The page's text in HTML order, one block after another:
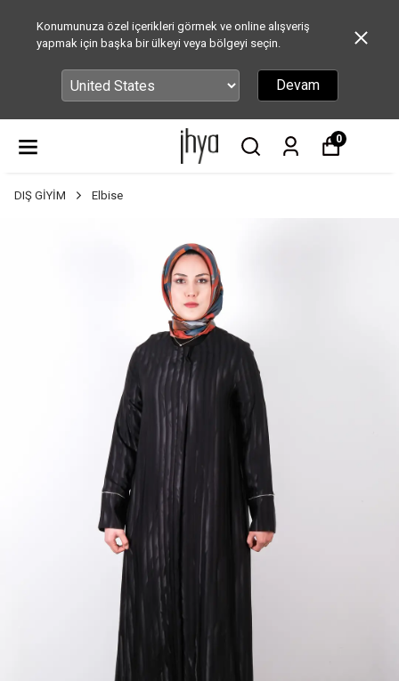
Konumunuza özel içerikleri görmek ve online alışveriş
yapmak için başka bir ülkeyi veya bölgeyi seçin.
Devam
0
DIŞ GİYİM Elbise